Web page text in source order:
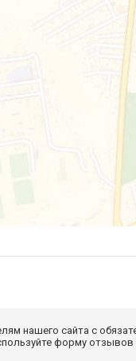
нашего сайта с
форму отзывов